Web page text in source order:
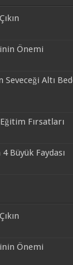
Önemi
Altı
Fırsatları
Büyük Faydası
Önemi